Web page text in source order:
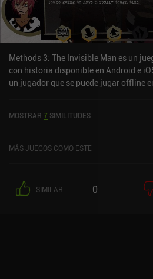
Methods 3: The Invisible Man es un
con historia disponible en Android e
un jugador que se puede jugar offline
MOSTRAR 7 SIMILITUDES
MÁS JUEGOS COMO ESTE
SIMILAR 0